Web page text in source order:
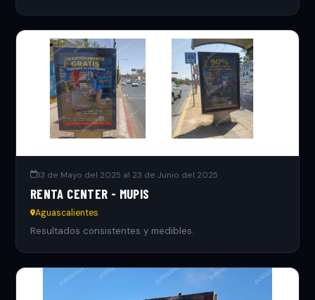
13 de Mayo del 2025 al 23 de Junio del 2025
RENTA CENTER - MUPIS
Aguascalientes
Resultados consistentes y medibles.